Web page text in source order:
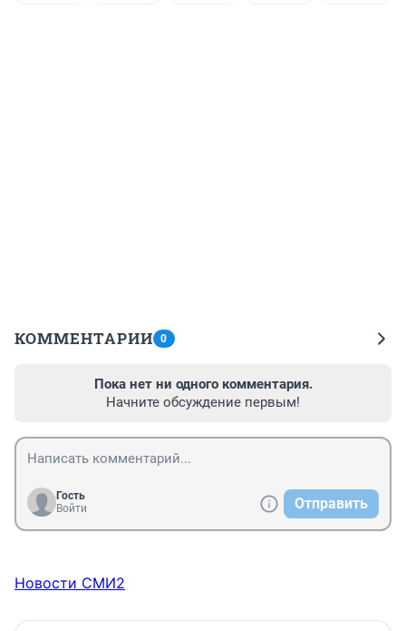
КОММЕНТАРИИ 0
Пока нет ни одного комментария.
Начните обсуждение первым!
Гость
Войти
Отправить
Новости СМИ2